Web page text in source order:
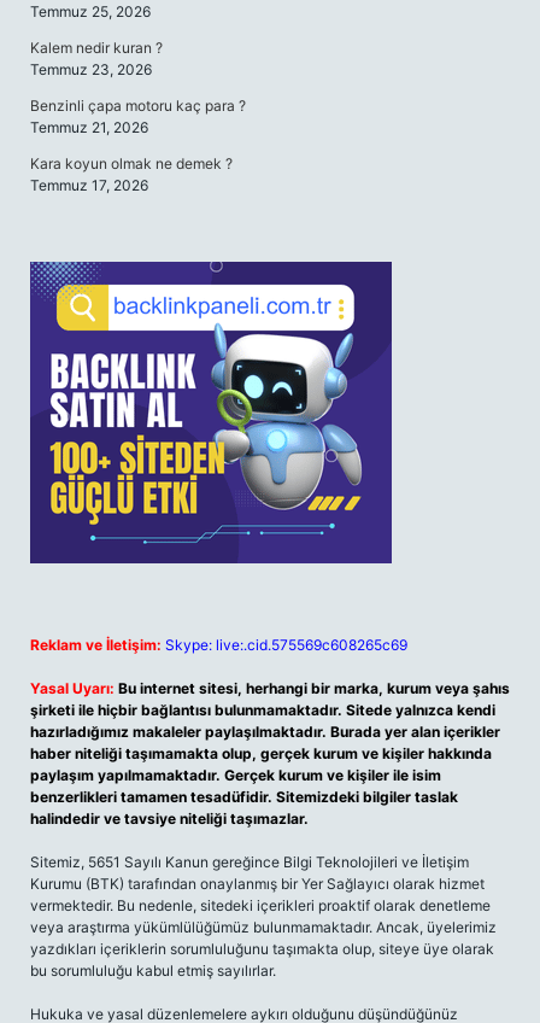
Temmuz 25, 2026
Kalem nedir kuran ?
Temmuz 23, 2026
Benzinli çapa motoru kaç para ?
Temmuz 21, 2026
Kara koyun olmak ne demek ?
Temmuz 17, 2026
Reklam ve İletişim: Skype: live:.cid.575569c608265c69
Yasal Uyarı: Bu internet sitesi, herhangi bir marka, kurum veya şahıs
şirketi ile hiçbir bağlantısı bulunmamaktadır. Sitede yalnızca kendi
hazırladığımız makaleler paylaşılmaktadır. Burada yer alan içerikler
haber niteliği taşımamakta olup, gerçek kurum ve kişiler hakkında
paylaşım yapılmamaktadır. Gerçek kurum ve kişiler ile isim
benzerlikleri tamamen tesadüfidir. Sitemizdeki bilgiler taslak
halindedir ve tavsiye niteliği taşımazlar.
Sitemiz, 5651 Sayılı Kanun gereğince Bilgi Teknolojileri ve İletişim
Kurumu (BTK) tarafından onaylanmış bir Yer Sağlayıcı olarak hizmet
vermektedir. Bu nedenle, sitedeki içerikleri proaktif olarak denetleme
veya araştırma yükümlülüğümüz bulunmamaktadır. Ancak, üyelerimiz
yazdıkları içeriklerin sorumluluğunu taşımakta olup, siteye üye olarak
bu sorumluluğu kabul etmiş sayılırlar.
Hukuka ve yasal düzenlemelere aykırı olduğunu düşündüğünüz